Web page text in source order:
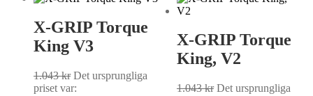
X-GRIP Torque
King V3
1.043kr Det ursprungliga
priset var:
X-GRIP Torque
King, V2
1.043kr Det ursprungliga